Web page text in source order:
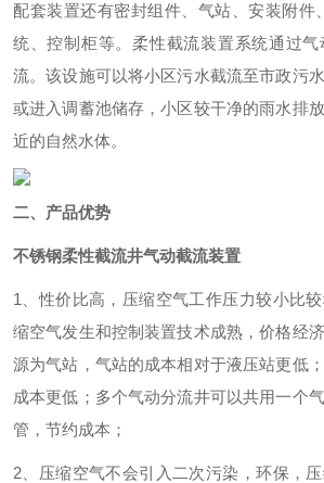
配套装置还有密封组件、气站、安装附件
统、控制柜等。柔性截流装置系统通过
流。该设施可以将小区污水截流至市政污
或进入调蓄池储存，小区较干净的雨水排
近的自然水体。
二、产品优势
不锈钢柔性截流井气动截流装置
1、性价比高，压缩空气工作压力较小比
缩空气发生和控制装置技术成熟，价格经
源为气站，气站的成本相对于液压站更低
成本更低；多个气动分流井可以共用一个
管，节约成本；
2、压缩空气不会引入二次污染，环保，